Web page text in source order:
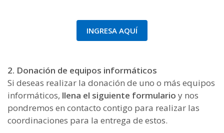
INGRESA AQUÍ
2. Donación de equipos informáticos
Si deseas realizar la donación de uno o más equipos
informáticos, llena el siguiente formulario y nos
pondremos en contacto contigo para realizar las
coordinaciones para la entrega de estos.